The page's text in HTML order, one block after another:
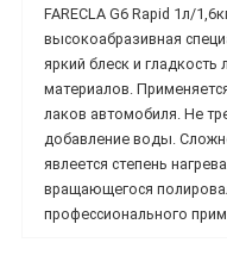
FARECLA G6 Rapid 1л/
высокоабразивная
яркий блеск и
материалов.
лаков автомобиля. Не
добавление воды.
явлеется степень
вращающегося
профессионального